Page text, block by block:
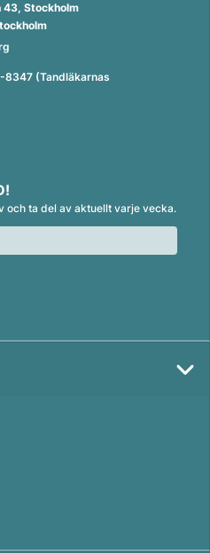
43, Stockholm
(Tandläkarnas
och ta del av aktuellt varje vecka.